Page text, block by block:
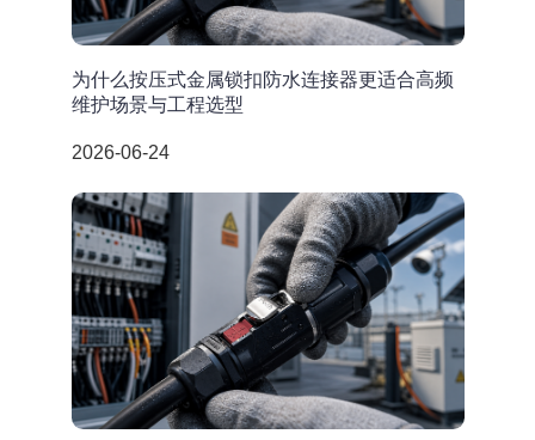
为什么按压式金属锁扣防水连接器更适合高频
维护场景与工程选型
2026-06-24